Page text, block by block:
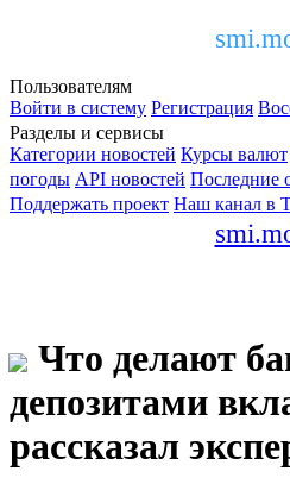
Пользователям
Войти в систему Регистрация
Разделы и сервисы
Категории новостей Курсы валют
погоды API новостей Последние
Поддержать проект Наш канал в
Что делают
депозитами
рассказал